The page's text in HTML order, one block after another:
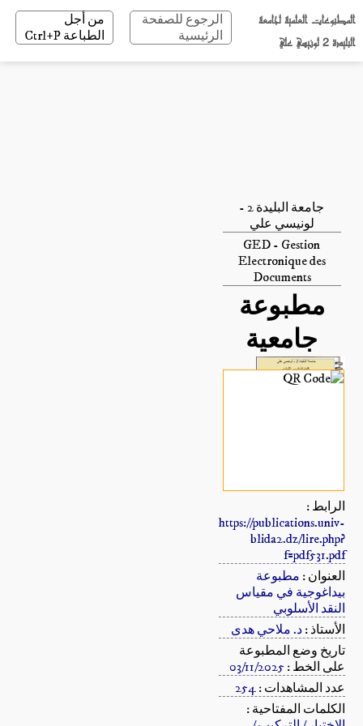
المطبوعات العلمية لجامعة
البليدة 2 لونيسي علي
الرجوع للصفحة
الرئيسية
من أجل
الطباعة Ctrl+P
جامعة البليدة 2 -
لونيسي علي
GED - Gestion
Electronique des
Documents
مطبوعة
جامعية
الرابط :
https://publications.univ-
blida2.dz/lire.php?
f=pdf531.pdf
العنوان : مطبوعة
بيداغوجية في مقياس
النقد الأسلوبي
الأستاذ :د. ملاحي هدى
تاريخ وضع المطبوعة
على الخط :03/11/2025
عدد المشاهدات :254
الكلمات المفتاحية :